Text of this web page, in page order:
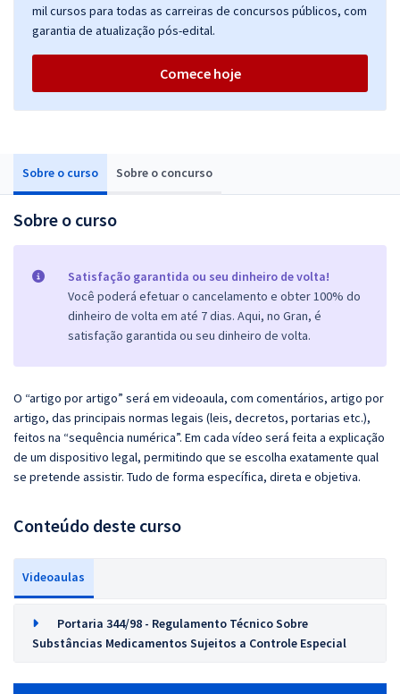
Sobre o curso Sobre o concurso
Sobre o curso
Satisfação garantida ou seu dinheiro de volta!
Você poderá efetuar o cancelamento e obter 100% do
dinheiro de volta em até 7 dias. Aqui, no Gran, é
satisfação garantida ou seu dinheiro de volta.
O “artigo por artigo” será em videoaula, com comentários, artigo por
artigo, das principais normas legais (leis, decretos, portarias etc.),
feitos na “sequência numérica”. Em cada vídeo será feita a explicação
de um dispositivo legal, permitindo que se escolha exatamente qual
se pretende assistir. Tudo de forma específica, direta e objetiva.
Conteúdo deste curso
Videoaulas
Portaria 344/98 - Regulamento Técnico Sobre
Substâncias Medicamentos Sujeitos a Controle Especial
mil cursos para todas as carreiras de concursos públicos, com
garantia de atualização pós-edital.
Comece hoje